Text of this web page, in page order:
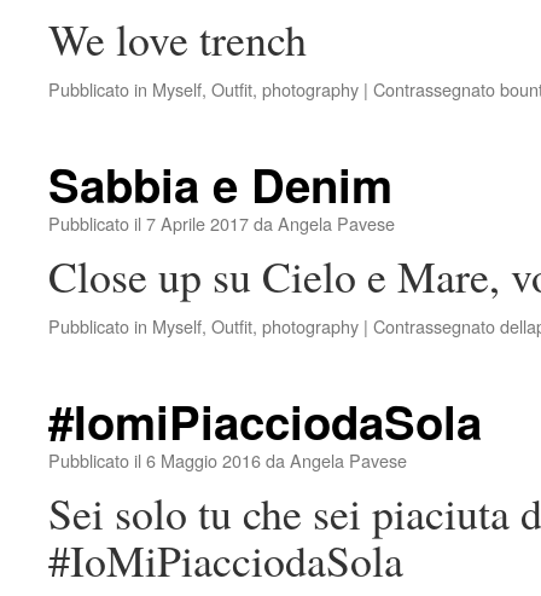
We love trench
Pubblicato in Myself, Outfit, photography | Contrassegnato
Sabbia e Denim
Pubblicato il 7 Aprile 2017da Angela Pavese
Close up su Cielo e Mare,
Pubblicato in Myself, Outfit, photography | Contrassegnato
#IomiPiacciodaSola
Pubblicato il 6 Maggio 2016da Angela Pavese
Sei solo tu che sei piaciuta
#IoMiPiacciodaSola